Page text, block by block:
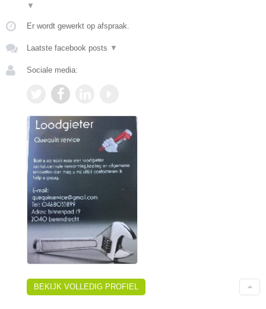
▼
Er wordt gewerkt op afspraak.
Laatste facebook posts ▼
Sociale media:
BEKIJK VOLLEDIG PROFIEL